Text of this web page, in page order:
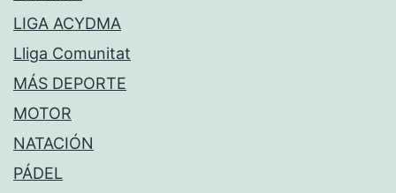
LIGA ACYDMA
Lliga Comunitat
MÁS DEPORTE
MOTOR
NATACIÓN
PÁDEL